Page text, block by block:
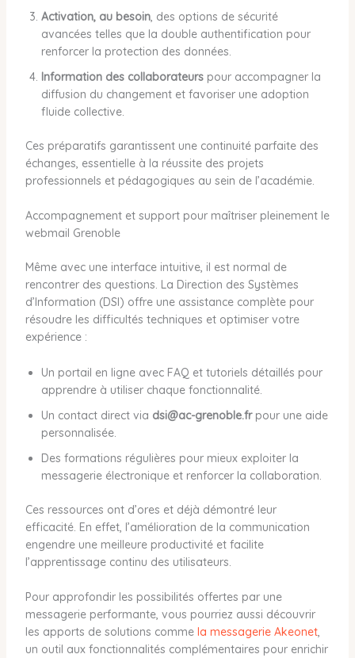
Activation, au besoin, des options de sécurité
avancées telles que la double authentification pour
renforcer la protection des données.
Information des collaborateurspour accompagner la
diffusion du changement et favoriser une adoption
fluide collective.
Ces préparatifs garantissent une continuité parfaite des
échanges, essentielle à la réussite des projets
professionnels et pédagogiques au sein de l’académie.
Accompagnement et support pour maîtriser pleinement le
webmail Grenoble
Même avec une interface intuitive, il est normal de
rencontrer des questions. La Direction des Systèmes
d’Information (DSI) offre une assistance complète pour
résoudre les difficultés techniques et optimiser votre
expérience :
Un portail en ligne avec FAQ et tutoriels détaillés pour
apprendre à utiliser chaque fonctionnalité.
Un contact direct via dsi@ac-grenoble.frpour une aide
personnalisée.
Des formations régulières pour mieux exploiter la
messagerie électronique et renforcer la collaboration.
Ces ressources ont d’ores et déjà démontré leur
efficacité. En effet, l’amélioration de la communication
engendre une meilleure productivité et facilite
l’apprentissage continu des utilisateurs.
Pour approfondir les possibilités offertes par une
messagerie performante, vous pourriez aussi découvrir
les apports de solutions comme la messagerie Akeonet,
un outil aux fonctionnalités complémentaires pour enrichir